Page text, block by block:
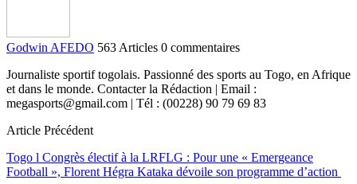
Godwin AFEDO 563 Articles 0 commentaires
Journaliste sportif togolais. Passionné des sports au Togo, en Afrique
et dans le monde. Contacter la Rédaction | Email :
megasports@gmail.com | Tél : (00228) 90 79 69 83
Article Précédent
Togo l Congrès électif à la LRFLG : Pour une « Emergeance
Football », Florent Hégra Kataka dévoile son programme d’action